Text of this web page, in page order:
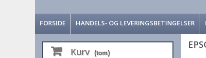
FORSIDE HANDELS- OG LEVERINGSBETINGELSER
Kurv (tom)